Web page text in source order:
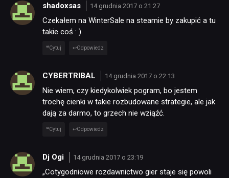
JUŻ GRALIŚMY
SKLEP
shadoxsas 14 grudnia 2017 o 21:27
Czekałem na WinterSale na steamie by zakupić a tu
takie coś : )
Cytuj Odpowiedz
CYBERTRIBAL 14 grudnia 2017 o 22:13
Nie wiem, czy kiedykolwiek pogram, bo jestem
trochę cienki w takie rozbudowane strategie, ale jak
dają za darmo, to grzech nie wziąźć.
Cytuj Odpowiedz
Dj Ogi 14 grudnia 2017 o 23:19
„Cotygodniowe rozdawnictwo gier staje się powoli